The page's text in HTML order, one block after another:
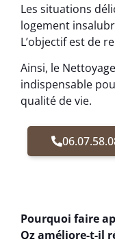
Les situations
logement
L’objectif est de
Ainsi, le
indispensable
qualité de vie.
Pourquoi faire
Oz améliore-t-il